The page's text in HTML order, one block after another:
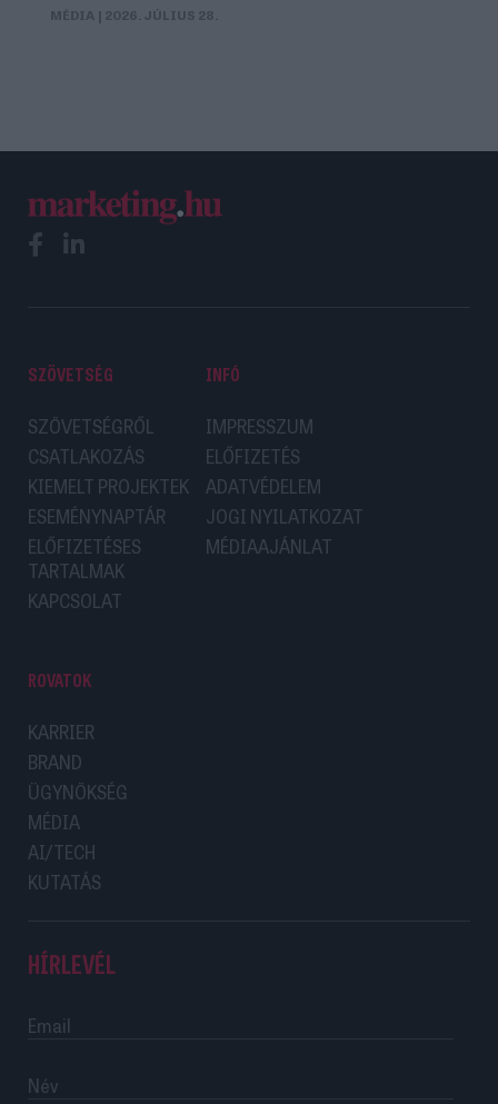
MÉDIA | 2026. JÚLIUS 28.
SZÖVETSÉG
SZÖVETSÉGRŐL
CSATLAKOZÁS
KIEMELT PROJEKTEK
ESEMÉNYNAPTÁR
ELŐFIZETÉSES
TARTALMAK
KAPCSOLAT
INFÓ
IMPRESSZUM
ELŐFIZETÉS
ADATVÉDELEM
JOGI NYILATKOZAT
MÉDIAAJÁNLAT
ROVATOK
KARRIER
BRAND
ÜGYNÖKSÉG
MÉDIA
AI/TECH
KUTATÁS
HÍRLEVÉL